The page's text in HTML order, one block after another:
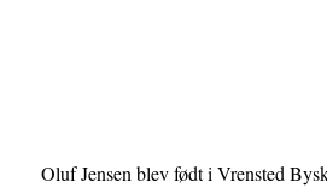
Oluf Jensen blev født i Vrensted